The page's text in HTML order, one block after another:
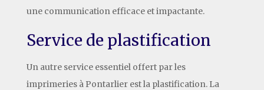
une communication efficace et impactante.
Service de plastification
Un autre service essentiel offert par les
imprimeries à Pontarlier est la plastification. La